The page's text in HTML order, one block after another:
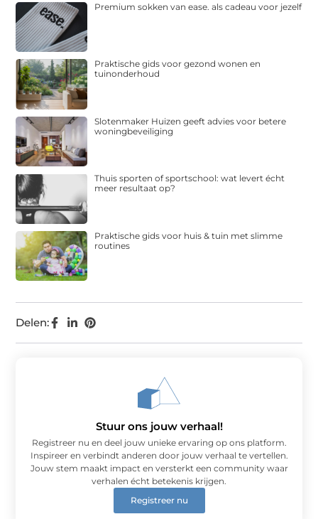
Delen:
Premium sokken van ease. als cadeau voor jezelf
Praktische gids voor gezond wonen en
tuinonderhoud
Slotenmaker Huizen geeft advies voor betere
woningbeveiliging
Thuis sporten of sportschool: wat levert écht
meer resultaat op?
Praktische gids voor huis & tuin met slimme
routines
Stuur ons jouw verhaal!
Registreer nu en deel jouw unieke ervaring op ons platform.
Inspireer en verbindt anderen door jouw verhaal te vertellen.
Jouw stem maakt impact en versterkt een community waar
verhalen écht betekenis krijgen.
Registreer nu